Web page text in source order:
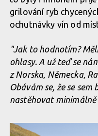
Legends of Gugu - Heli-
zážitek
Legends of Gugu - Heli-
zážitek
Legends of Gugu - Heli-
zážitek
Legends of Gugu - Heli-
zážitek
zážitek
Legends of Gugu - Heli-
zážitek
grilování ryb
ochutnávky vín od
"Jak to hodnotím?
ohlasy. A už teď se
z Norska, Německa,
Obávám se, že se
nastěhovat minimálně